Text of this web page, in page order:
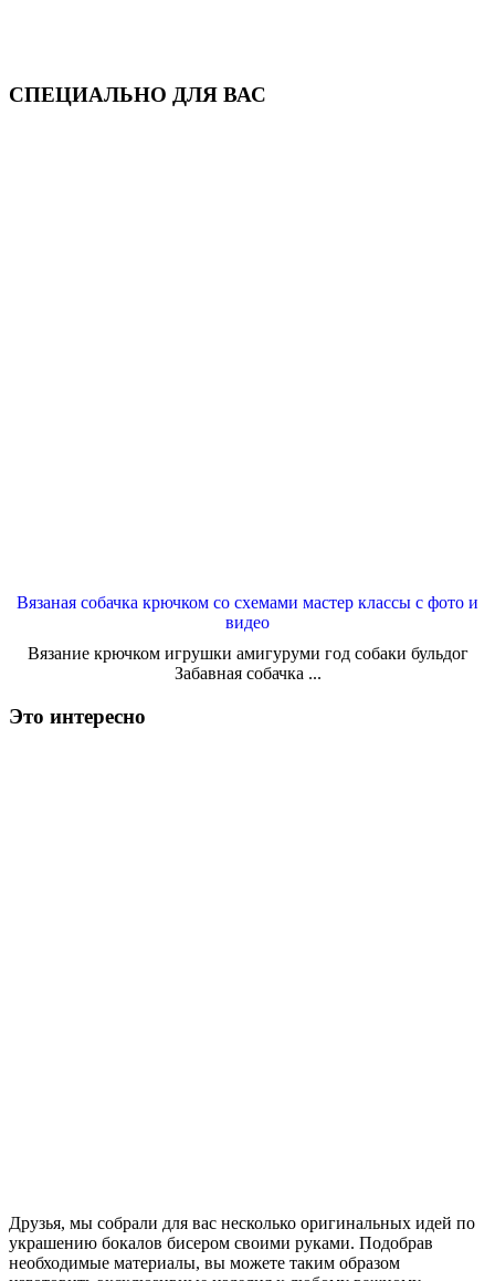
СПЕЦИАЛЬНО ДЛЯ ВАС
Вязаная собачка крючком со схемами мастер классы с фото и
видео
Вязание крючком игрушки амигуруми год собаки бульдог
Забавная собачка ...
Это интересно
Друзья, мы собрали для вас несколько оригинальных идей по
украшению бокалов бисером своими руками. Подобрав
необходимые материалы, вы можете таким образом